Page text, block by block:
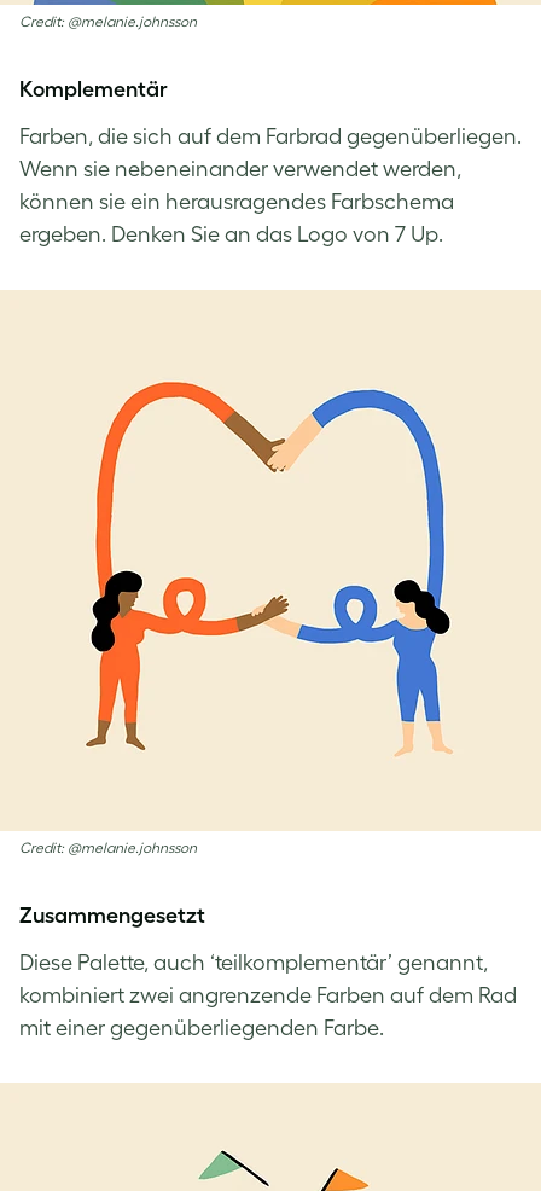
Credit: @melanie.johnsson
Komplementär
Farben, die sich auf dem Farbrad gegenüberliegen.
Wenn sie nebeneinander verwendet werden,
können sie ein herausragendes Farbschema
ergeben. Denken Sie an das Logo von 7 Up.
Credit: @melanie.johnsson
Zusammengesetzt
Diese Palette, auch ‘teilkomplementär’ genannt,
kombiniert zwei angrenzende Farben auf dem Rad
mit einer gegenüberliegenden Farbe.